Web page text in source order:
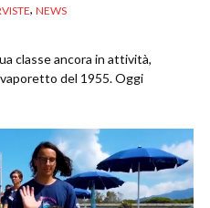
, NEWS
classe ancora in attività,
del 1955. Oggi